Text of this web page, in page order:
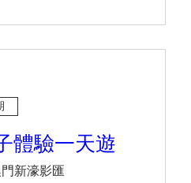
體驗一天遊
新濠影匯